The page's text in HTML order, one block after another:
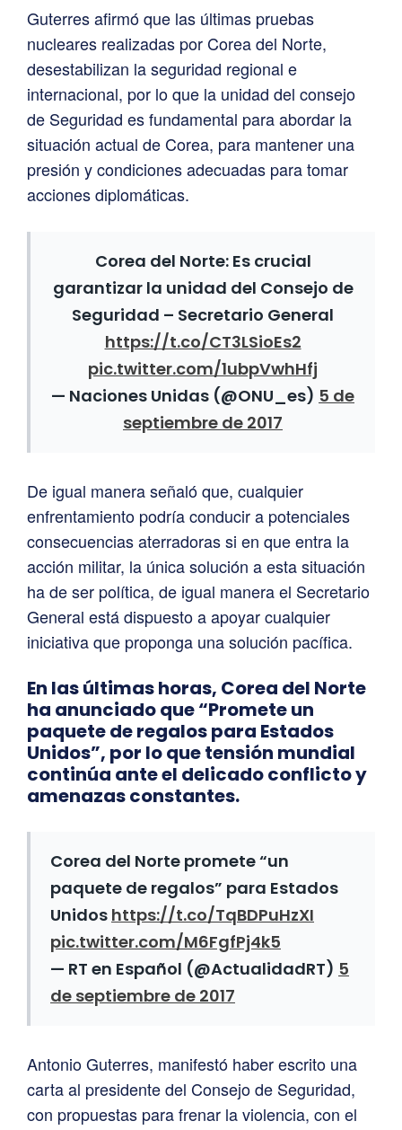
Guterres afirmó que las últimas pruebas
nucleares realizadas por Corea del Norte,
desestabilizan la seguridad regional e
internacional, por lo que la unidad del consejo
de Seguridad es fundamental para abordar la
situación actual de Corea, para mantener una
presión y condiciones adecuadas para tomar
acciones diplomáticas.
Corea del Norte: Es crucial
garantizar la unidad del Consejo de
Seguridad – Secretario General
https://t.co/CT3LSioEs2
pic.twitter.com/1ubpVwhHfj
— Naciones Unidas (@ONU_es) 5 de
septiembre de 2017
De igual manera señaló que, cualquier
enfrentamiento podría conducir a potenciales
consecuencias aterradoras si en que entra la
acción militar, la única solución a esta situación
ha de ser política, de igual manera el Secretario
General está dispuesto a apoyar cualquier
iniciativa que proponga una solución pacífica.
En las últimas horas, Corea del Norte
ha anunciado que “Promete un
paquete de regalos para Estados
Unidos”, por lo que tensión mundial
continúa ante el delicado conflicto y
amenazas constantes.
Corea del Norte promete “un
paquete de regalos” para Estados
Unidos https://t.co/TqBDPuHzXI
pic.twitter.com/M6FgfPj4k5
— RT en Español (@ActualidadRT) 5
de septiembre de 2017
Antonio Guterres, manifestó haber escrito una
carta al presidente del Consejo de Seguridad,
con propuestas para frenar la violencia, con el